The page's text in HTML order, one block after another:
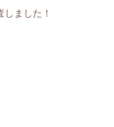
ました！